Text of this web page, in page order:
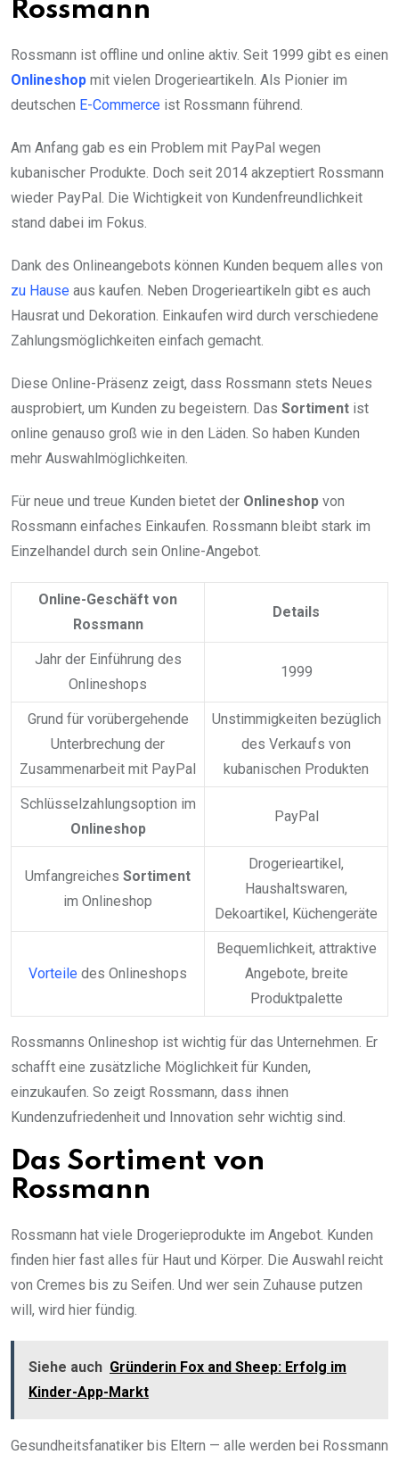
Rossmann
Rossmann ist offline und online aktiv. Seit 1999 gibt es einen
Onlineshop mit vielen Drogerieartikeln. Als Pionier im
deutschen E-Commerce ist Rossmann führend.
Am Anfang gab es ein Problem mit PayPal wegen
kubanischer Produkte. Doch seit 2014 akzeptiert Rossmann
wieder PayPal. Die Wichtigkeit von Kundenfreundlichkeit
stand dabei im Fokus.
Dank des Onlineangebots können Kunden bequem alles von
zu Hause aus kaufen. Neben Drogerieartikeln gibt es auch
Hausrat und Dekoration. Einkaufen wird durch verschiedene
Zahlungsmöglichkeiten einfach gemacht.
Diese Online-Präsenz zeigt, dass Rossmann stets Neues
ausprobiert, um Kunden zu begeistern. Das Sortiment ist
online genauso groß wie in den Läden. So haben Kunden
mehr Auswahlmöglichkeiten.
Für neue und treue Kunden bietet der Onlineshop von
Rossmann einfaches Einkaufen. Rossmann bleibt stark im
Einzelhandel durch sein Online-Angebot.
Online-Geschäft von
Rossmann
Details
Jahr der Einführung des
Onlineshops
1999
Grund für vorübergehende
Unterbrechung der
Zusammenarbeit mit PayPal
Unstimmigkeiten bezüglich
des Verkaufs von
kubanischen Produkten
Schlüsselzahlungsoption im
Onlineshop
PayPal
Umfangreiches Sortiment
im Onlineshop
Drogerieartikel,
Haushaltswaren,
Dekoartikel, Küchengeräte
Vorteile des Onlineshops
Bequemlichkeit, attraktive
Angebote, breite
Produktpalette
Rossmanns Onlineshop ist wichtig für das Unternehmen. Er
schafft eine zusätzliche Möglichkeit für Kunden,
einzukaufen. So zeigt Rossmann, dass ihnen
Kundenzufriedenheit und Innovation sehr wichtig sind.
Das Sortiment von
Rossmann
Rossmann hat viele Drogerieprodukte im Angebot. Kunden
finden hier fast alles für Haut und Körper. Die Auswahl reicht
von Cremes bis zu Seifen. Und wer sein Zuhause putzen
will, wird hier fündig.
Siehe auch Gründerin Fox and Sheep: Erfolg im
Kinder-App-Markt
Gesundheitsfanatiker bis Eltern — alle werden bei Rossmann